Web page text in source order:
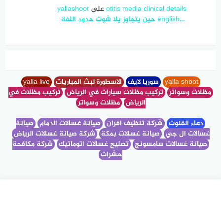
otitis media clinical detailsعلى yallashoot
english… ‎ حين يتجاوز يلا شوت حدود اللغة
yalla shoot سوريا لايفالاسطورة لبث المبارياتyalla live
مظلات وسواترتركيب مظلات سيارات في الرياضتركيب مظلات في
الرياضمظلات وسواتر
دعاء القنوتشركة تنظيف افرانصيانة غسالات الدمامصيانة
غسالات ال جيصيانة غسالات بمكةشركة صيانة غسالات الرياض
صيانة غسالات سامسونجتصليح غسالات اتوماتيكشركة مكافحة
حشرات